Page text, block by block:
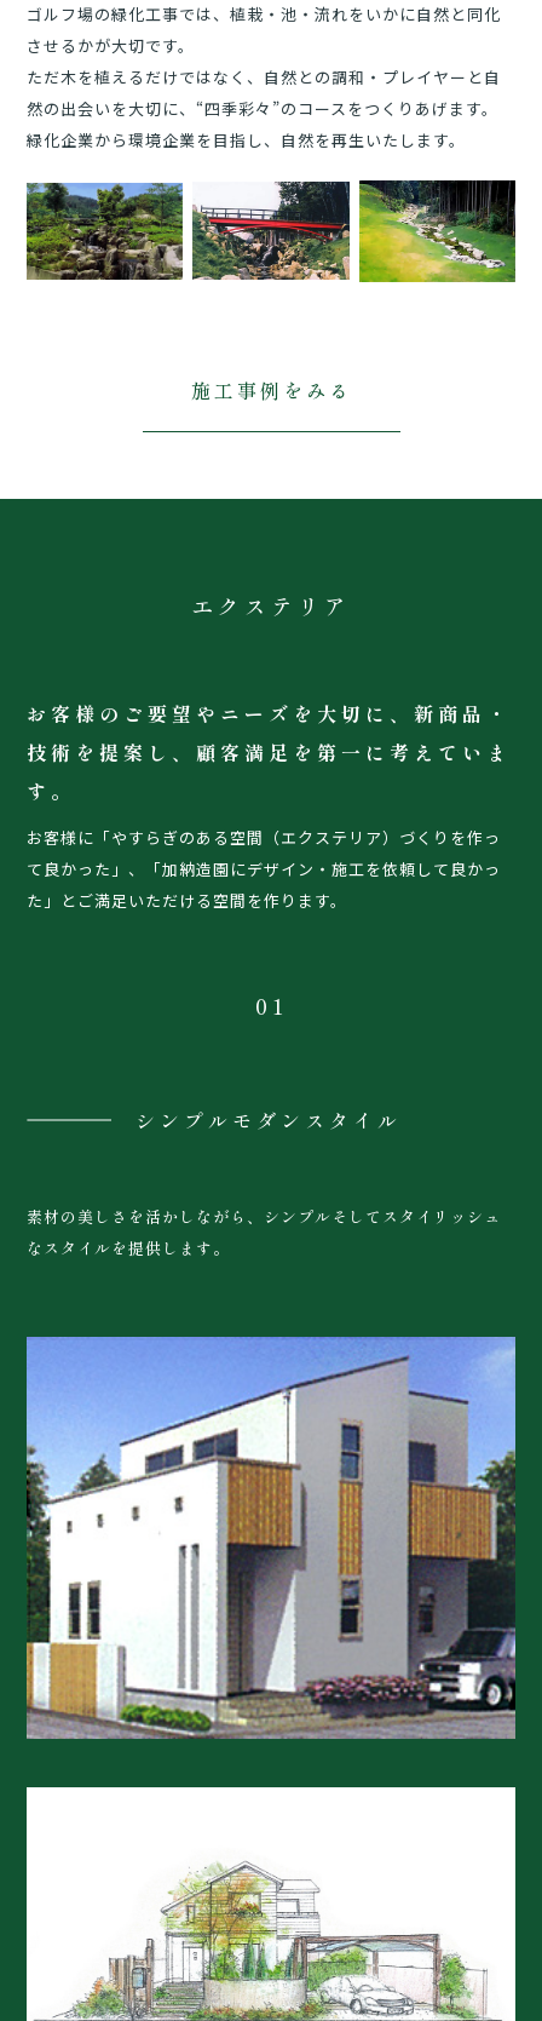
ゴルフ場の緑化工事では、植栽・池・流れをいかに自然と同化
させるかが大切です。
ただ木を植えるだけではなく、自然との調和・プレイヤーと自
然の出会いを大切に、“四季彩々”のコースをつくりあげます。
緑化企業から環境企業を目指し、自然を再生いたします。
施工事例をみる
エクステリア
お客様のご要望やニーズを大切に、新商品・
技術を提案し、顧客満足を第一に考えていま
す。
お客様に「やすらぎのある空間（エクステリア）づくりを作っ
て良かった」、「加納造園にデザイン・施工を依頼して良かっ
た」とご満足いただける空間を作ります。
01
シンプルモダンスタイル
素材の美しさを活かしながら、シンプルそしてスタイリッシュ
なスタイルを提供します。